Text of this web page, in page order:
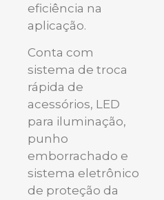
eficiência na
aplicação.
Conta com
sistema de troca
rápida de
acessórios, LED
para iluminação,
punho
emborrachado e
sistema eletrônico
de proteção da